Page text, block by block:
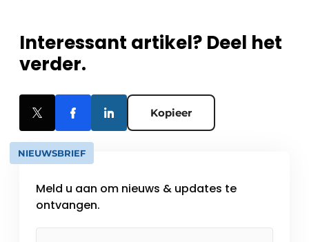
Interessant artikel? Deel het
verder.
Kopieer
NIEUWSBRIEF
Meld u aan om nieuws & updates te
ontvangen.